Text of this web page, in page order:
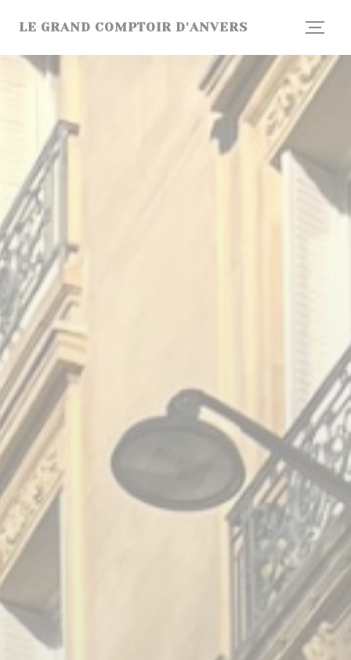
LE GRAND COMPTOIR D'ANVERS